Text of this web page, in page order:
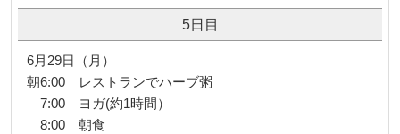
5日目
6月29日（月）
朝6:00 レストランでハーブ粥
7:00 ヨガ(約1時間）
8:00 朝食